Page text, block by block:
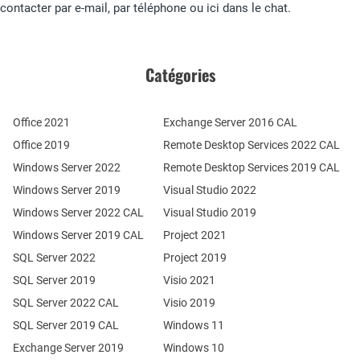
contacter par e-mail, par téléphone ou ici dans le chat.
Catégories
Office 2021
Office 2019
Windows Server 2022
Windows Server 2019
Exchange Server 2019
SQL Server 2022
SQL Server 2019
Windows Server 2022 CAL
Windows Server 2019 CAL
SQL Server 2022 CAL
SQL Server 2019 CAL
Remote Desktop Services 2022 CAL
Remote Desktop Services 2019 CAL
Exchange Server 2016 CAL
Visual Studio 2022
Visual Studio 2019
Project 2021
Project 2019
Visio 2021
Visio 2019
Windows 11
Windows 10